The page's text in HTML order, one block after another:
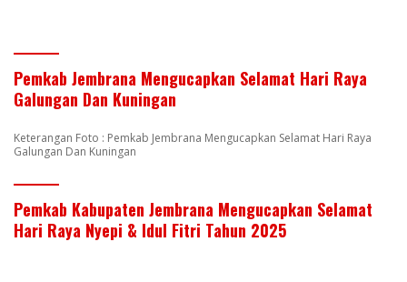
Pemkab Jembrana Mengucapkan Selamat Hari Raya
Galungan Dan Kuningan
Keterangan Foto : Pemkab Jembrana Mengucapkan Selamat Hari Raya
Galungan Dan Kuningan
Pemkab Kabupaten Jembrana Mengucapkan Selamat
Hari Raya Nyepi & Idul Fitri Tahun 2025